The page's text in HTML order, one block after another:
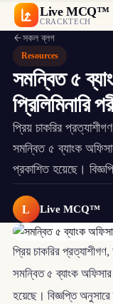
Live MCQ™
CRACKTECH
সকল ব্লগ
Resources
সমন্বিত ৫
প্রিলিমিনারি
প্রিয় চাকরির
সমন্বিত ৫ ব্যাংক
প্রকাশিত হয়েছে।
L Live MCQ™
প্রিয় চাকরির
সমন্বিত ৫ ব্যাংক অফিসার
হয়েছে। বিজ্ঞপ্তি